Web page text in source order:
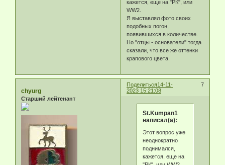
кажется, еще на "РК", или
WW2.
Я выставлял фото своих
подобных погон,
появившихся в количестве.
Но "отцы - основатели" тогда
сказали, что все же оттенки
крапового цвета.
Поделиться 7
14-11-
2023 15:21:08
chyurg
Старший лейтенант
St.Kumpan1
написал(а):
Этот вопрос уже
неоднократно
поднимался,
кажется, еще на